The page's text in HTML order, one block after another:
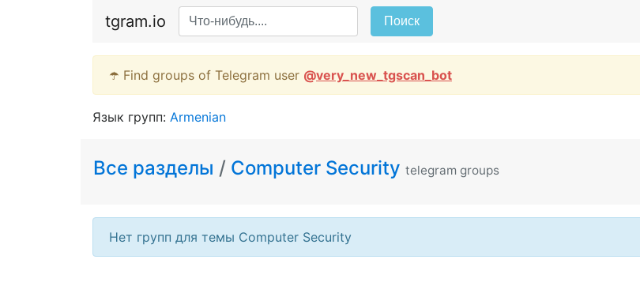
tgram.io Поиск
☂️ Find groups of Telegram user @very_new_tgscan_bot
Язык групп: Armenian
Все разделы / Computer Security telegram groups
Нет групп для темы Computer Security